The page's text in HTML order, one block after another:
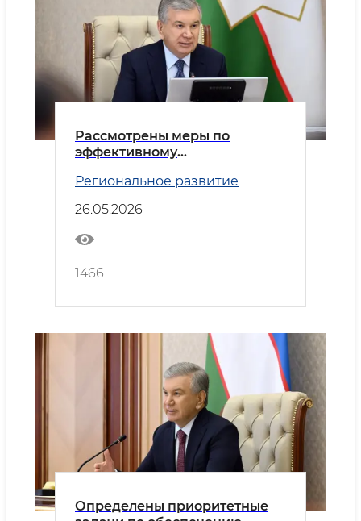
Рассмотрены меры по
эффективному
водного фонда и селевых вод
Региональное развитие
26.05.2026
1466
Определены приоритетные